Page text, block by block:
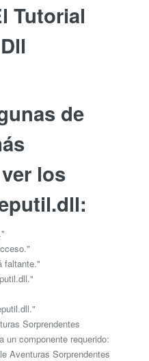
Tutorial
de
los
faltante."
Sorprendentes
un componente requerido:
Aventuras Sorprendentes